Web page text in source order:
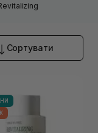
Revitalizing
Сортувати